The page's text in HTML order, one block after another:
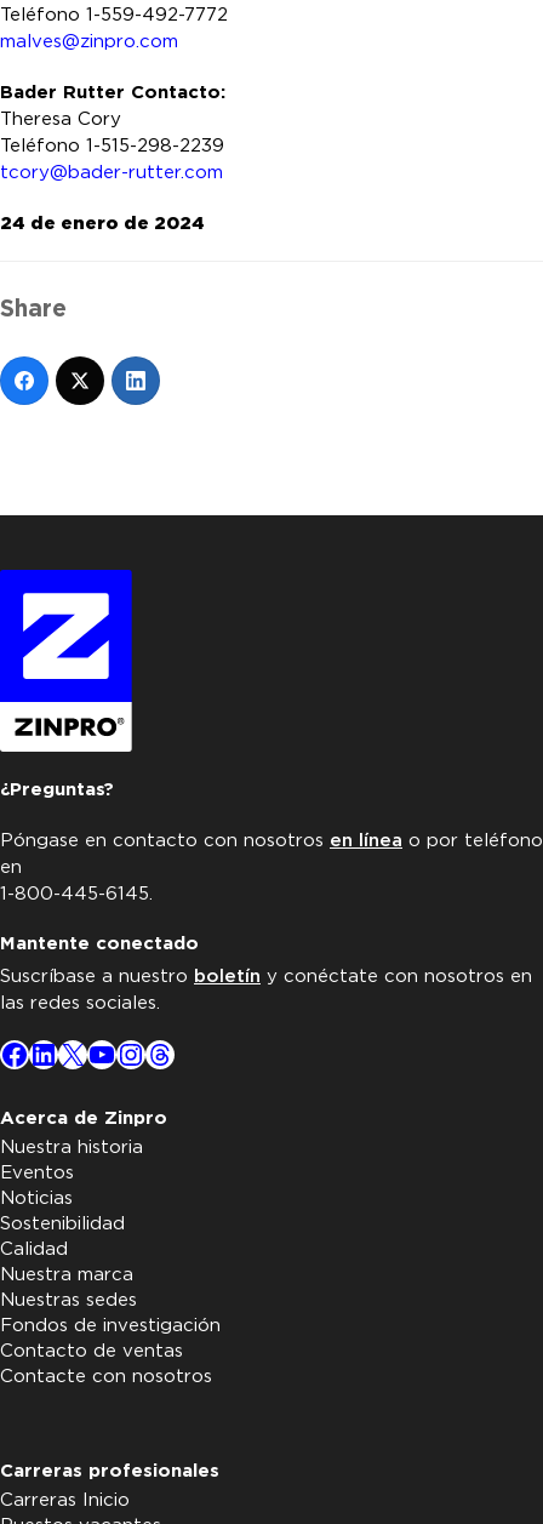
Teléfono 1-559-492-7772
malves@zinpro.com
Bader Rutter Contacto:
Theresa Cory
Teléfono 1-515-298-2239
tcory@bader-rutter.com
24 de enero de 2024
Share
¿Preguntas?
Póngase en contacto con nosotros en línea o por teléfono
en
1-800-445-6145.
Mantente conectado
Suscríbase a nuestro boletín y conéctate con nosotros en
las redes sociales.
Facebook
LinkedIn
X YouTube
Instagram
Threads
Acerca de Zinpro
Nuestra historia
Eventos
Noticias
Sostenibilidad
Calidad
Nuestra marca
Nuestras sedes
Fondos de investigación
Contacto de ventas
Contacte con nosotros
Carreras profesionales
Carreras Inicio